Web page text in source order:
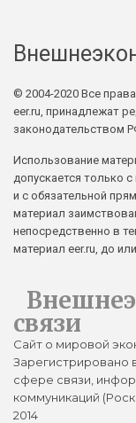
© 2004-2020 Все
eer.ru, принадлежат
законодательством
Использование
допускается только
и с обязательной
материал
непосредственно в
материал eer.ru, до
связи
Сайт о мировой
Зарегистрировано
сфере связи,
коммуникаций
2014